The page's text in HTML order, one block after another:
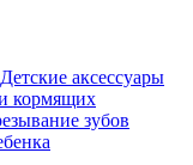
Детские аксессуары
кормящих
зубов